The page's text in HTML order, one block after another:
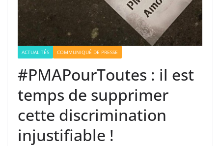
ACTUALITÉS COMMUNIQUÉ DE PRESSE
#PMAPourToutes : il est
temps de supprimer
cette discrimination
injustifiable !